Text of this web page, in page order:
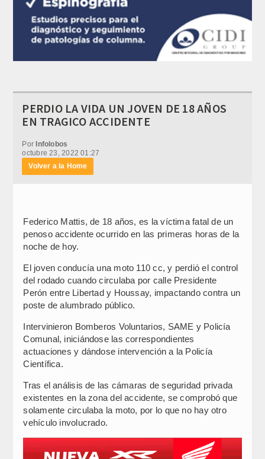
PERDIO LA VIDA UN JOVEN DE 18 AÑOS
EN TRAGICO ACCIDENTE
PorInfolobos
octubre 23, 2022 01:27
Volver a la Home
Federico Mattis, de 18 años, es la víctima fatal de un
penoso accidente ocurrido en las primeras horas de la
noche de hoy.
El joven conducía una moto 110 cc, y perdió el control
del rodado cuando circulaba por calle Presidente
Perón entre Libertad y Houssay, impactando contra un
poste de alumbrado público.
Intervinieron Bomberos Voluntarios, SAME y Policía
Comunal, iniciándose las correspondientes
actuaciones y dándose intervención a la Policía
Científica.
Tras el análisis de las cámaras de seguridad privada
existentes en la zona del accidente, se comprobó que
solamente circulaba la moto, por lo que no hay otro
vehículo involucrado.